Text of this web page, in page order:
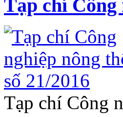
Tạp chí Công
Tạp chí Công